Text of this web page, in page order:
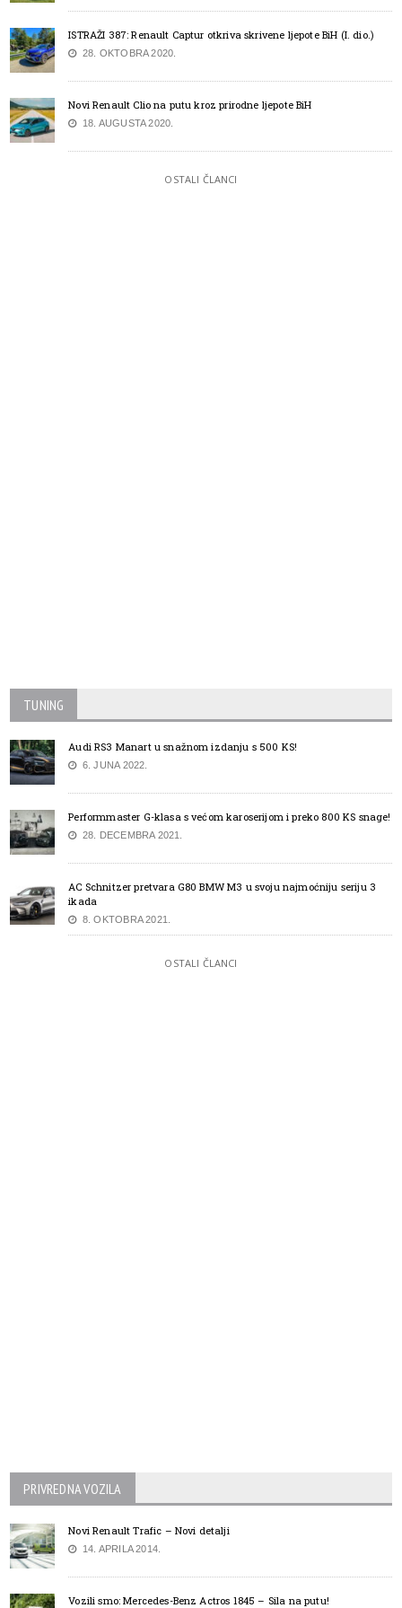
ISTRAŽI 387: Renault Captur otkriva skrivene ljepote BiH (I. dio.)
28. OKTOBRA 2020.
Novi Renault Clio na putu kroz prirodne ljepote BiH
18. AUGUSTA 2020.
OSTALI ČLANCI
TUNING
Audi RS3 Manart u snažnom izdanju s 500 KS!
6. JUNA 2022.
Performmaster G-klasa s većom karoserijom i preko 800 KS snage!
28. DECEMBRA 2021.
AC Schnitzer pretvara G80 BMW M3 u svoju najmoćniju seriju 3
ikada
8. OKTOBRA 2021.
OSTALI ČLANCI
PRIVREDNA VOZILA
Novi Renault Trafic – Novi detalji
14. APRILA 2014.
Vozili smo: Mercedes-Benz Actros 1845 – Sila na putu!